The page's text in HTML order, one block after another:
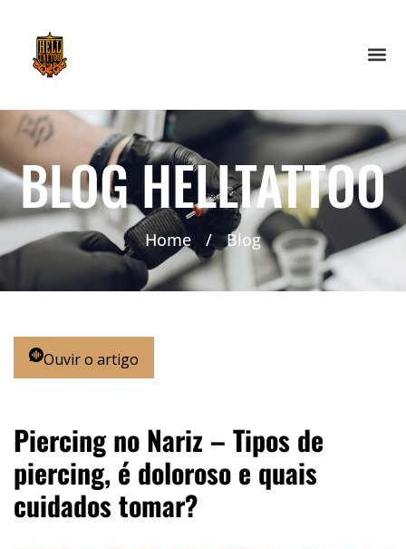
BLOG HELLTATTOO
Home / Blog
Ouvir o artigo
Piercing no Nariz – Tipos de
piercing, é doloroso e quais
cuidados tomar?